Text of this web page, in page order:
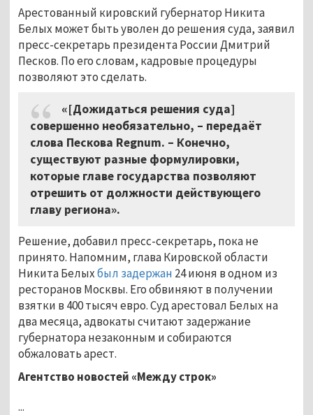
Арестованный кировский губернатор Никита
Белых может быть уволен до решения суда, заявил
пресс-секретарь президента России Дмитрий
Песков. По его словам, кадровые процедуры
позволяют это сделать.
«[Дожидаться решения суда]
совершенно необязательно, – передаёт
слова Пескова Regnum. – Конечно,
существуют разные формулировки,
которые главе государства позволяют
отрешить от должности действующего
главу региона».
Решение, добавил пресс-секретарь, пока не
принято. Напомним, глава Кировской области
Никита Белыхбыл задержан 24 июня в одном из
ресторанов Москвы. Его обвиняют в получении
взятки в 400 тысяч евро. Суд арестовал Белых на
два месяца, адвокаты считают задержание
губернатора незаконным и собираются
обжаловать арест.
Агентство новостей «Между строк»
...